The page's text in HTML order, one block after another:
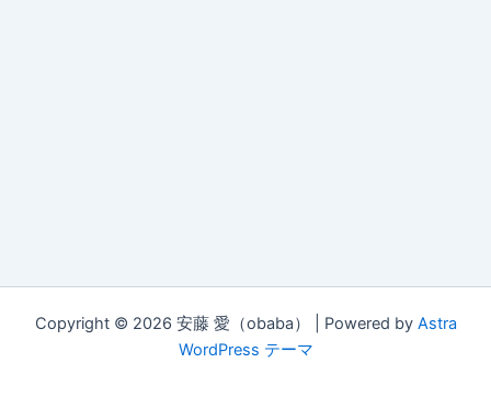
Copyright © 2026 安藤 愛（obaba） | Powered by Astra
WordPress テーマ